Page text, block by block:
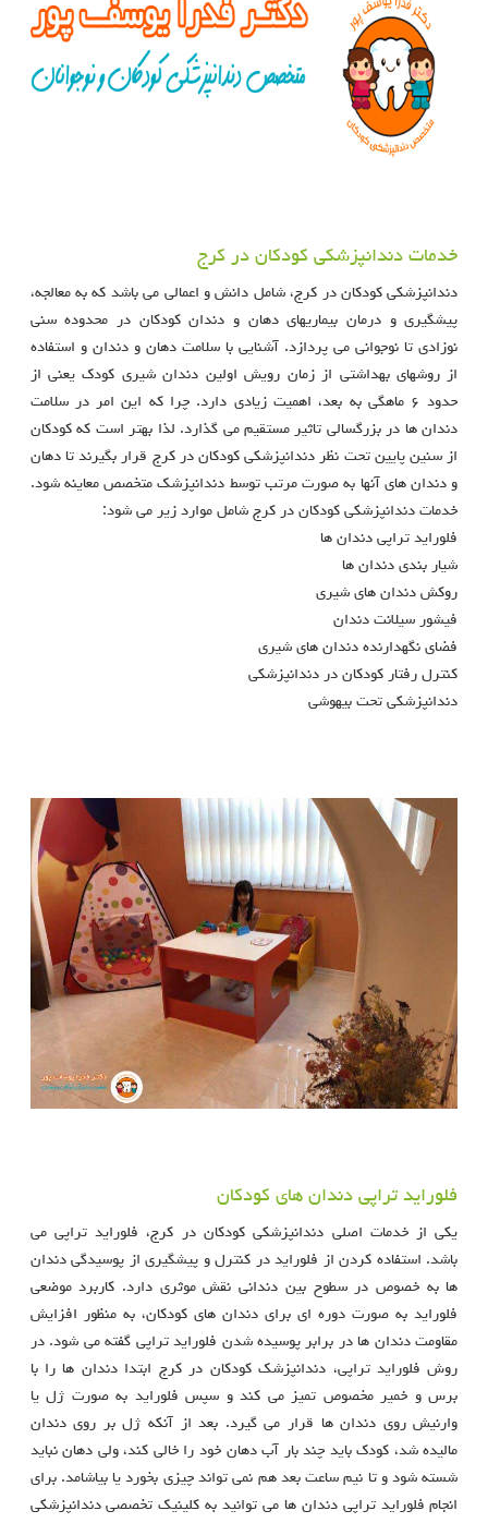
خدمات دندانپزشکی کودکان در کرج
دندانپزشکی کودکان در کرج، شامل دانش و اعمالی می باشد که به معالجه،
پیشگیری و درمان بیماریهای دهان و دندان کودکان در محدوده سنی
نوزادی تا نوجوانی می پردازد. آشنایی با سلامت دهان و دندان و استفاده
از روشهای بهداشتی از زمان رویش اولین دندان شیری کودک یعنی از
حدود ۶ ماهگی به بعد، اهمیت زیادی دارد. چرا که این امر در سلامت
دندان ها در بزرگسالی تاثیر مستقیم می گذارد. لذا بهتر است که کودکان
از سنین پایین تحت نظر دندانپزشکی کودکان در کرج قرار بگیرند تا دهان
و دندان های آنها به صورت مرتب توسط دندانپزشک متخصص معاینه شود.
خدمات دندانپزشکی کودکان در کرج شامل موارد زیر می شود:
فلوراید تراپی دندان ها
شیار بندی دندان ها
روکش دندان های شیری
فیشور سیلانت دندان
فضای نگهدارنده دندان های شیری
کنترل رفتار کودکان در دندانپزشکی
دندانپزشکی تحت بیهوشی
فلوراید تراپی دندان های کودکان
یکی از خدمات اصلی دندانپزشکی کودکان در کرج، فلوراید تراپی می
باشد. استفاده کردن از فلوراید در کنترل و پیشگیری از پوسیدگی دندان
ها به خصوص در سطوح بین دندانی نقش موثری دارد. کاربرد موضعی
فلوراید به صورت دوره ای برای دندان های کودکان، به منظور افزایش
مقاومت دندان ها در برابر پوسیده شدن فلوراید تراپی گفته می شود. در
روش فلوراید تراپی، دندانپزشک کودکان در کرج ابتدا دندان ها را با
برس و خمیر مخصوص تمیز می کند و سپس فلوراید به صورت ژل یا
وارنیش روی دندان ها قرار می گیرد. بعد از آنکه ژل بر روی دندان
مالیده شد، کودک باید چند بار آب دهان خود را خالی کند، ولی دهان نباید
شسته شود و تا نیم ساعت بعد هم نمی تواند چیزی بخورد یا بیاشامد. برای
انجام فلوراید تراپی دندان ها می توانید به کلینیک تخصصی دندانپزشکی